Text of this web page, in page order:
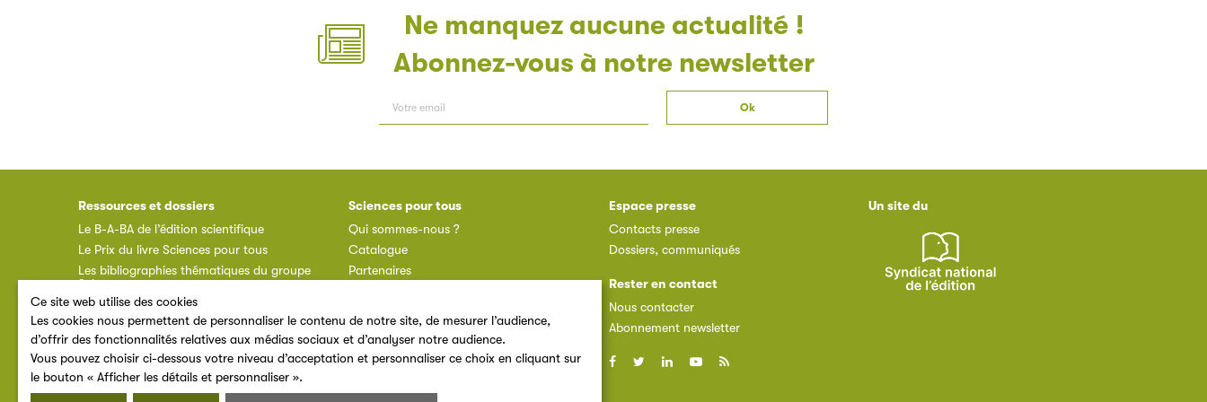
Ce site web utilise des cookies
Les cookies nous permettent de personnaliser le contenu de notre site, de mesurer l’audience,
d’offrir des fonctionnalités relatives aux médias sociaux et d’analyser notre audience.
Vous pouvez choisir ci-dessous votre niveau d’acceptation et personnaliser ce choix en cliquant sur
le bouton « Afficher les détails et personnaliser ».
Ne manquez aucune actualité !
Abonnez-vous à notre newsletter
Ressources et dossiers
Le B-A-BA de l’édition scientifique
Le Prix du livre Sciences pour tous
Les bibliographies thématiques du groupe
Sciences pour tous
Ressources documentaires
Sciences pour tous
Qui sommes-nous ?
Catalogue
Partenaires
F.A.Q.
Espace presse
Contacts presse
Dossiers, communiqués
Rester en contact
Nous contacter
Abonnement newsletter
Un site du